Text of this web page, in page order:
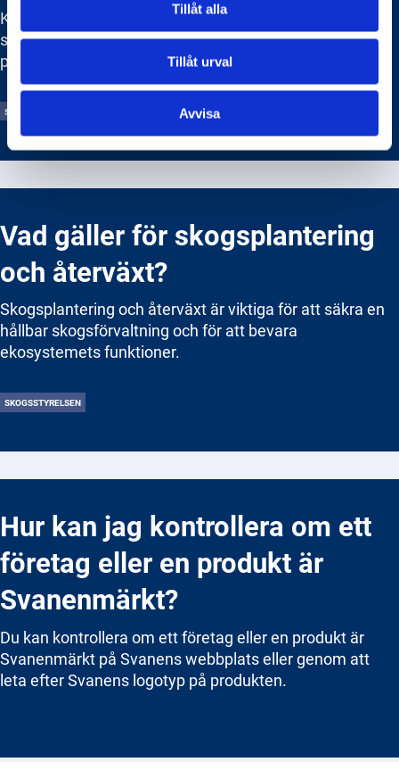
Tillåt alla
Tillåt urval
Avvisa
Klimatförändringar utgör en betydande utmaning för
skogsbruket, med både positiva och negativa effekter
på skogarnas hälsa, tillväxt och produktivitet.
SKOGSSTYRELSEN
Vad gäller för skogsplantering
och återväxt?
Skogsplantering och återväxt är viktiga för att säkra en
hållbar skogsförvaltning och för att bevara
ekosystemets funktioner.
SKOGSSTYRELSEN
Hur kan jag kontrollera om ett
företag eller en produkt är
Svanenmärkt?
Du kan kontrollera om ett företag eller en produkt är
Svanenmärkt på Svanens webbplats eller genom att
leta efter Svanens logotyp på produkten.